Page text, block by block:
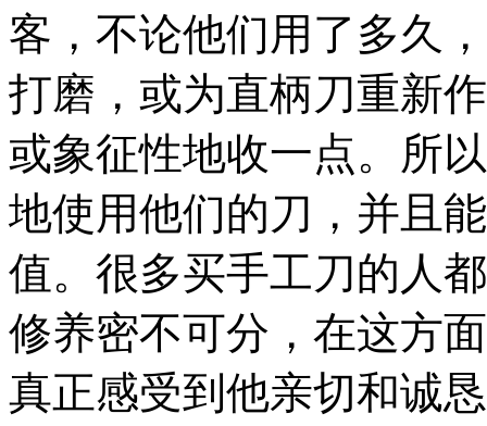
客，不论他们用了多久
打磨，或为直柄刀重新
或象征性地收一点。所
地使用他们的刀，并且
值。很多买手工刀的人
修养密不可分，在这方
真正感受到他亲切和诚